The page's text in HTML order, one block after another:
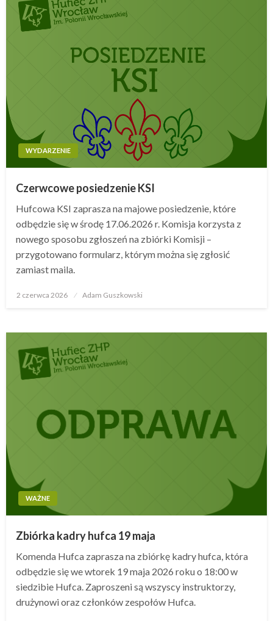
WYDARZENIE
Czerwcowe posiedzenie KSI
Hufcowa KSI zaprasza na majowe posiedzenie, które
odbędzie się w środę 17.06.2026 r. Komisja korzysta z
nowego sposobu zgłoszeń na zbiórki Komisji –
przygotowano formularz, którym można się zgłosić
zamiast maila.
Opublikowane
2 czerwca 2026 Adam Guszkowski
WAŻNE
Zbiórka kadry hufca 19 maja
Komenda Hufca zaprasza na zbiórkę kadry hufca, która
odbędzie się we wtorek 19 maja 2026 roku o 18:00 w
siedzibie Hufca. Zaproszeni są wszyscy instruktorzy,
drużynowi oraz członków zespołów Hufca.